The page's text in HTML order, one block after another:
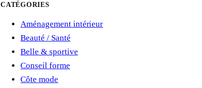
CATÉGORIES
Aménagement intérieur
Beauté / Santé
Belle & sportive
Conseil forme
Côte mode